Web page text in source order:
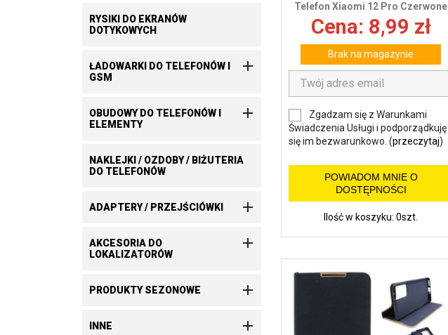
RYSIKI DO EKRANÓW
DOTYKOWYCH
ŁADOWARKI DO TELEFONÓW I
GSM

OBUDOWY DO TELEFONÓW I
ELEMENTY

NAKLEJKI / OZDOBY / BIŻUTERIA
DO TELEFONÓW
ADAPTERY / PRZEJŚCIÓWKI 
AKCESORIA DO
LOKALIZATORÓW

PRODUKTY SEZONOWE 
INNE 
Telefon Xiaomi 12 Pro Czerwone
Cena: 8,99 zł
Brak na magazynie
Zgadzam się z Warunkami
Świadczenia Usługi i podporządkuję
się im bezwarunkowo. (przeczytaj)
POWIADOM MNIE O
DOSTĘPNOŚCI
Ilość w koszyku: 0szt.